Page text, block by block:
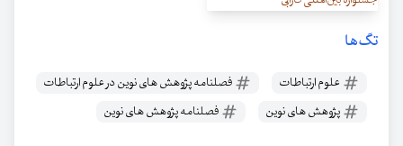
تگ‌ها
علوم ارتباطات
فصلنامه پژوهش های نوین در علوم ارتباطات
پژوهش های نوین
فصلنامه پژوهش های نوین